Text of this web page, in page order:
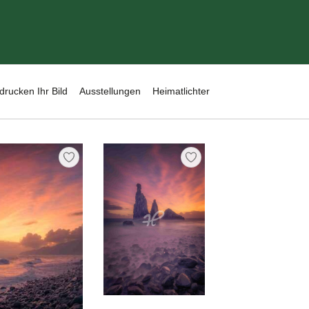
Ihr Bild Ausstellungen Heimatlichter